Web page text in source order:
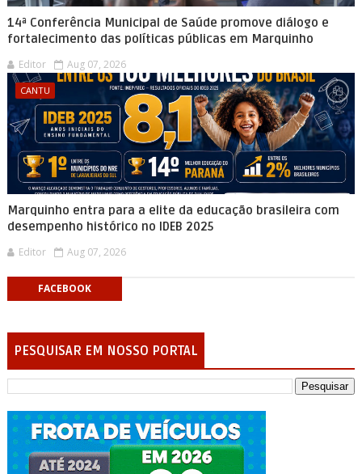
14ª Conferência Municipal de Saúde promove diálogo e
fortalecimento das políticas públicas em Marquinho
Editor Aug 07, 2026
CANTU
Marquinho entra para a elite da educação brasileira com
desempenho histórico no IDEB 2025
Editor Aug 07, 2026
FACEBOOK
PESQUISAR EM NOSSO PORTAL